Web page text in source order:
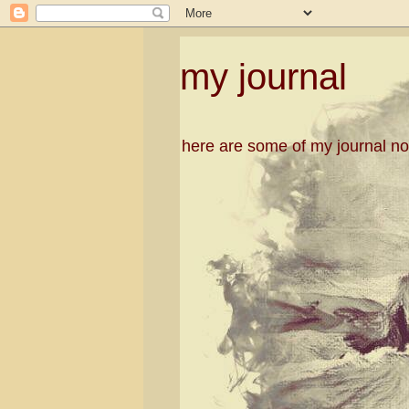
my journal
here are some of my journal